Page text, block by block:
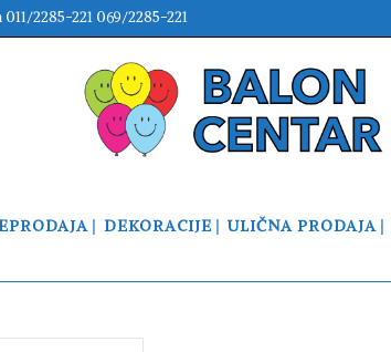
2285-221 069/2285-221
DEKORACIJE ULIČNA PRODAJA